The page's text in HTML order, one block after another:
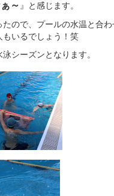
～ 』と感じます。
ので、プールの水温と合
もいるでしょう！笑
シーズンとなります。